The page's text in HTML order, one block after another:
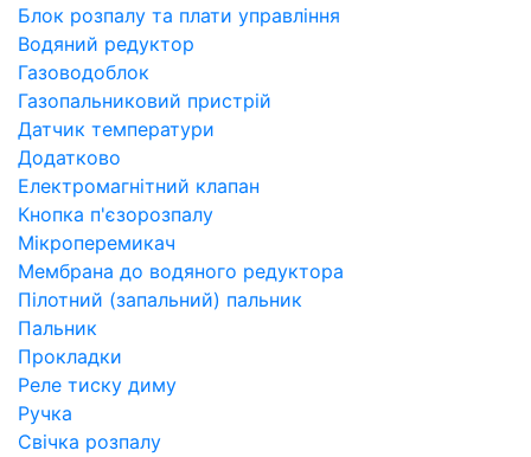
Блок розпалу та плати управління
Водяний редуктор
Газоводоблок
Газопальниковий пристрій
Датчик температури
Додатково
Електромагнітний клапан
Кнопка п'єзорозпалу
Мікроперемикач
Мембрана до водяного редуктора
Пілотний (запальний) пальник
Пальник
Прокладки
Реле тиску диму
Ручка
Свічка розпалу